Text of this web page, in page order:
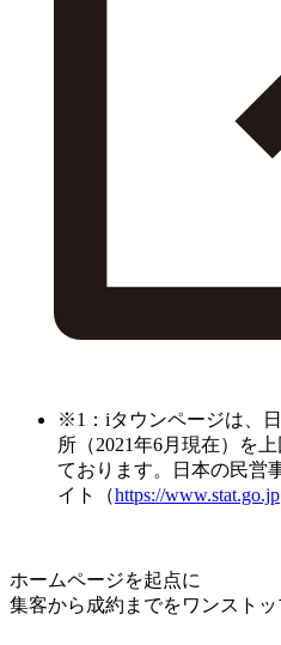
※1：iタウンページは、
所（2021年6月現在）を
ております。日本の民営
イト（https://www.stat.go.jp
ホームページを起点に
集客から成約までをワンスト